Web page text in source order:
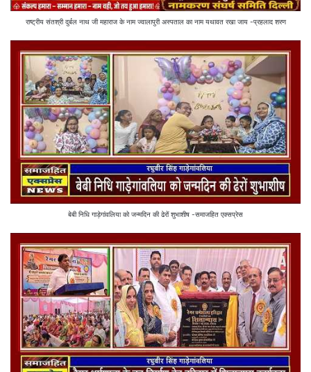
राष्ट्रीय संतश्री दुर्बल नाथ जी महाराज के नाम ज्वालापुरी अस्पताल का नाम यथावत रखा जाय -प्रहलाद शरण
बेबी निधि गाड़ेगांवलिया को जन्मदिन की ढेरों शुभाशीष -समाजहित एक्सप्रेस